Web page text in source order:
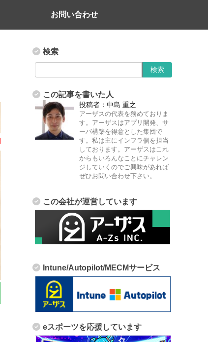
お問い合わせ
検索
この記事を書いた人
投稿者： 中島 重之
アーザスの代表を務めておりま
す。アーザスはアプリ開発、サ
ーバ構築を得意とした集団で
す。私は主にインフラ側を担当
しております。アーザスはこれ
からもいろんなことにチャレン
ジしていくのでご興味があれば
ぜひお問い合わせ下さい。
この会社が運営しています
Intune/Autopilot/MECMサービス
eスポーツを応援しています